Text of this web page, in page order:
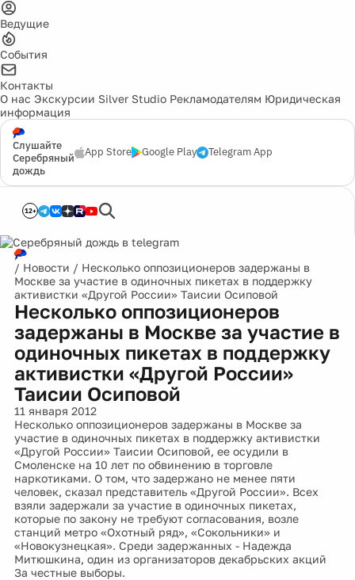
Ведущие
События
Контакты
О нас Экскурсии Silver Studio Рекламодателям Юридическая
информация
Слушайте
Серебряный
дождь
App Store Google Play Telegram App
12+
/ Новости / Несколько оппозиционеров задержаны в
Москве за участие в одиночных пикетах в поддержку
активистки «Другой России» Таисии Осиповой
Несколько оппозиционеров
задержаны в Москве за участие в
одиночных пикетах в поддержку
активистки «Другой России»
Таисии Осиповой
11 января 2012
Несколько оппозиционеров задержаны в Москве за
участие в одиночных пикетах в поддержку активистки
«Другой России» Таисии Осиповой, ее осудили в
Смоленске на 10 лет по обвинению в торговле
наркотиками. О том, что задержано не менее пяти
человек, сказал представитель «Другой России». Всех
взяли задержали за участие в одиночных пикетах,
которые по закону не требуют согласования, возле
станций метро «Охотный ряд», «Сокольники» и
«Новокузнецкая». Среди задержанных - Надежда
Митюшкина, один из организаторов декабрьских акций
За честные выборы.